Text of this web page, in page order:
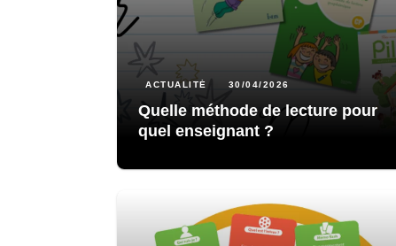
ACTUALITÉ 30/04/2026
Quelle méthode de lecture pour
quel enseignant ?